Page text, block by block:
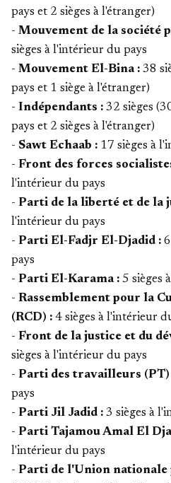
pays et 2 sièges à l'étranger)
- Mouvement de la société
sièges à l'intérieur du pays
- Mouvement El-Bina : 38
pays et 1 siège à l'étranger)
- Indépendants : 32 sièges
pays et 2 sièges à l'étranger)
- Sawt Echaab : 17 sièges à
- Front des forces
l'intérieur du pays
- Parti de la liberté et de la
l'intérieur du pays
- Parti El-Fadjr El-Djadid :
pays
- Parti El-Karama : 5 sièges
- Rassemblement pour la
(RCD) : 4 sièges à l'intérieur
- Front de la justice et du
sièges à l'intérieur du pays
- Parti des travailleurs (PT)
pays
- Parti Jil Jadid : 3 sièges à
- Parti Tajamou Amal El
l'intérieur du pays
- Parti de l'Union nationale